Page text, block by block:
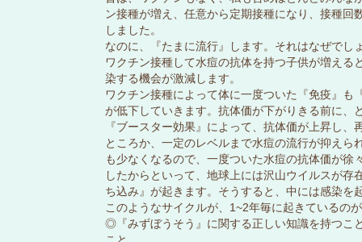
ン接種が増え、任意から定期接種になり、接種
しました。
なのに、『たまに流行』します。それはなぜでし
ワクチン接種して水痘の抗体を持つ子供が増え
染する機会が激減します。
ワクチン接種によって体に一度ついた『免疫』
が低下していきます。抗体価が下がりきる前に、
『ブースター効果』によって、抗体価が上昇し
ところか、一定のレベルまで水痘の流行が抑え
も少なくなるので、一度ついた水痘の抗体価が
したからといって、地球上には沢山ウイルスが
ち込み』が起きます。そうすると、中には感染を
このようなサイクルが、1~2年毎に起きているの
◎『みずぼうそう』に関する正しい知識を持つこ